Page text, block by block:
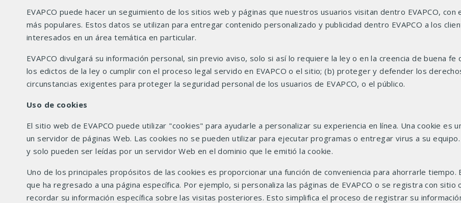
EVAPCO puede hacer un seguimiento de los sitios web y páginas que nuestros usuarios visitan dentro EVAPCO,
más populares. Estos datos se utilizan para entregar contenido personalizado y publicidad dentro EVAPCO a los
interesados en un área temática en particular.
EVAPCO divulgará su información personal, sin previo aviso, solo si así lo requiere la ley o en la creencia de buena
los edictos de la ley o cumplir con el proceso legal servido en EVAPCO o el sitio; (b) proteger y defender los
circunstancias exigentes para proteger la seguridad personal de los usuarios de EVAPCO, o el público.
Uso de cookies
El sitio web de EVAPCO puede utilizar "cookies" para ayudarle a personalizar su experiencia en línea. Una cookie
un servidor de páginas Web. Las cookies no se pueden utilizar para ejecutar programas o entregar virus a su
y solo pueden ser leídas por un servidor Web en el dominio que le emitió la cookie.
Uno de los principales propósitos de las cookies es proporcionar una función de conveniencia para ahorrarle
que ha regresado a una página específica. Por ejemplo, si personaliza las páginas de EVAPCO o se registra con sitio
recordar su información específica sobre las visitas posteriores. Esto simplifica el proceso de registrar su